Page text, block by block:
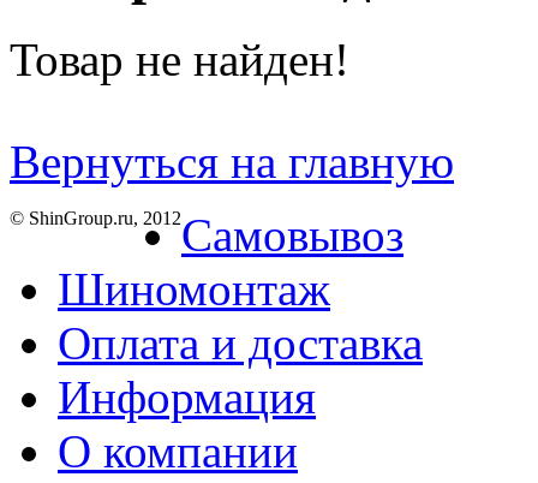
Товар не найден!
Вернуться на главную
© ShinGroup.ru, 2012Самовывоз
Шиномонтаж
Оплата и доставка
Информация
О компании